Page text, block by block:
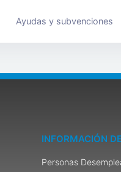
Ayudas y subvenciones
INFORMACIÓN
Personas